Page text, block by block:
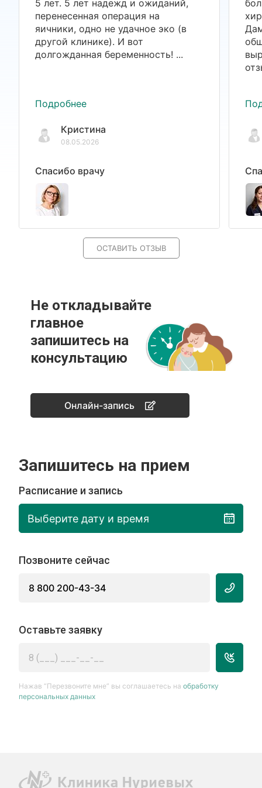
5 лет. 5 лет надежд и ожиданий,
перенесенная операция на
яичники, одно не удачное эко (в
другой клинике). И вот
долгожданная беременность! ...
Подробнее
Кристина
08.05.2026
Спасибо врачу
ОСТАВИТЬ ОТЗЫВ
Не откладывайте
главное
запишитесь на
консультацию
Онлайн-запись
Запишитесь на прием
Расписание и запись
Выберите дату и время
Позвоните сейчас
8 800 200-43-34
Оставьте заявку
Нажав “Перезвоните мне” вы соглашаетесь наобработку
персональных данных